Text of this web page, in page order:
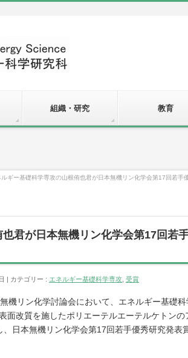
組織・研究 教育
ルギー基礎科学専攻の山根侑也君が日本無機リン化学会第17回若手
君が日本無機リン化学会第17回若
カテゴリー : エネルギー基礎科学専攻 受賞
機リン化学討論会において、エネルギー基礎
面改質を施したポリエーテルエーテルケトンの
日本無機リン化学会第17回若手優秀研究発表